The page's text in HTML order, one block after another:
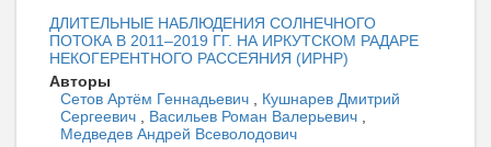
ДЛИТЕЛЬНЫЕ НАБЛЮДЕНИЯ СОЛНЕЧНОГО
ПОТОКА В 2011–2019 ГГ. НА ИРКУТСКОМ РАДАРЕ
НЕКОГЕРЕНТНОГО РАССЕЯНИЯ (ИРНР)
Авторы
Сетов Артём Геннадьевич
Кушнарев Дмитрий
Сергеевич
Васильев Роман Валерьевич
Медведев Андрей Всеволодович